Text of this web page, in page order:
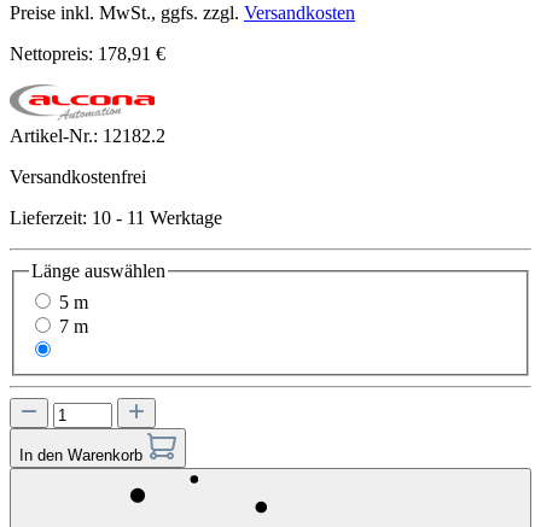
Preise inkl. MwSt., ggfs. zzgl. Versandkosten
Nettopreis: 178,91 €
Artikel-Nr.: 12182.2
Versandkostenfrei
Lieferzeit: 10 - 11 Werktage
Länge auswählen
5 m
7 m
In den Warenkorb